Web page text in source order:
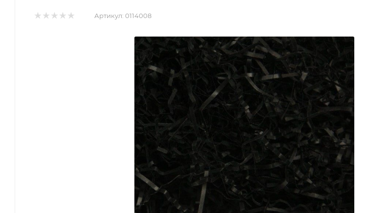
Артикул: 0114008